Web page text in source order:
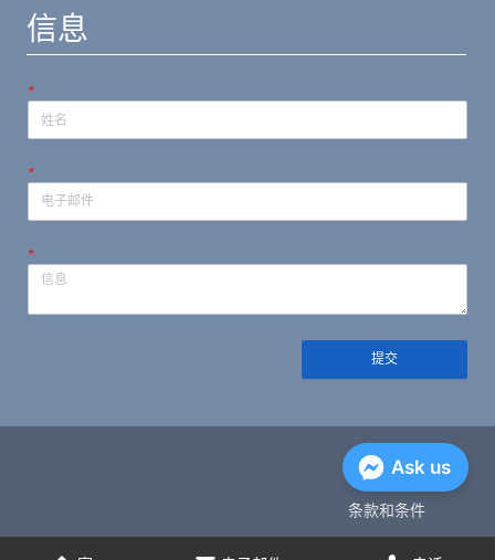
信息
*
*
*
提交
隐私政策
条款和条件
Ask us